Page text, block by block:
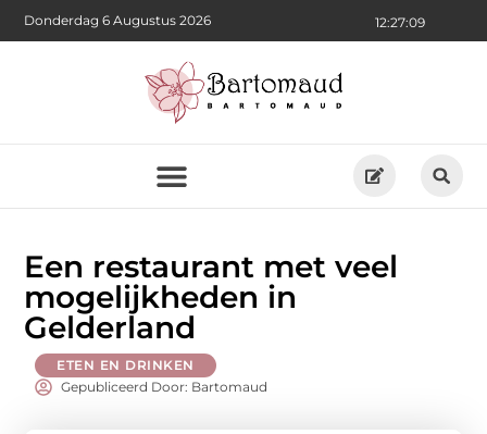
12:27:10
Donderdag 6 Augustus 2026
Een restaurant met veel
mogelijkheden in
Gelderland
ETEN EN DRINKEN
Gepubliceerd Door: Bartomaud